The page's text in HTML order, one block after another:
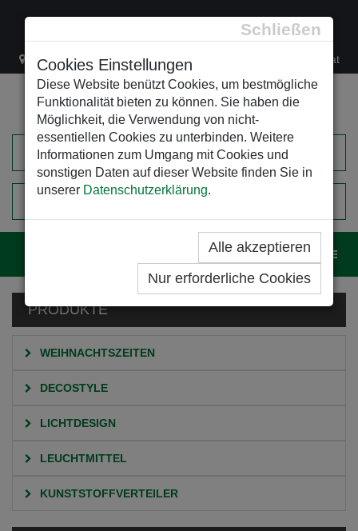
Schließen
Cookies Einstellungen
Diese Website benützt Cookies, um bestmögliche
Funktionalität bieten zu können. Sie haben die
Möglichkeit, die Verwendung von nicht-
essentiellen Cookies zu unterbinden. Weitere
Informationen zum Umgang mit Cookies und
sonstigen Daten auf dieser Website finden Sie in
unserer Datenschutzerklärung.
Alle akzeptieren
Nur erforderliche Cookies
Lacknergasse 78 +43/1/470 37 00 office@leso.at
EINKAUFSWAGEN
PRODUKTE
WEIHNACHTSZEITEN
DECOSTYLE
LICHTDESIGN
LEUCHTMITTEL
KUNSTSTOFFVERTEILER